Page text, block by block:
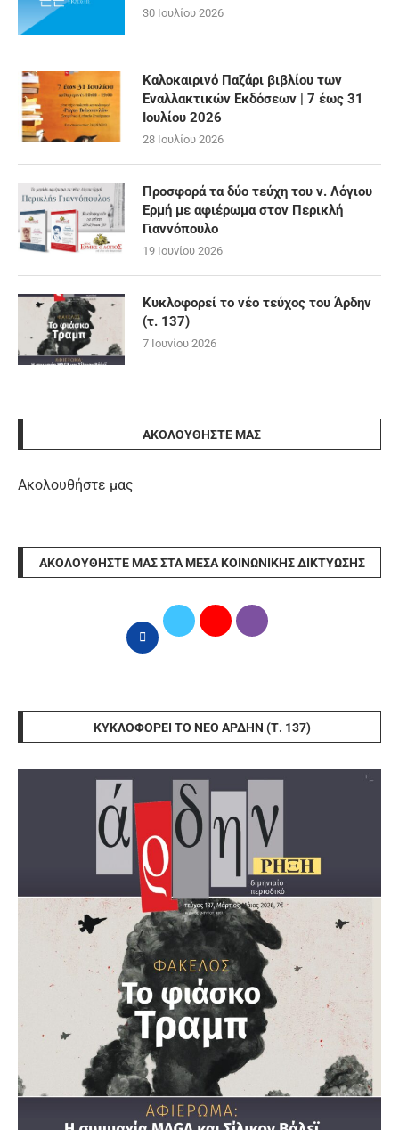
30 Ιουλίου 2026
Καλοκαιρινό Παζάρι βιβλίου των
Εναλλακτικών Εκδόσεων | 7 έως 31
Ιουλίου 2026
28 Ιουλίου 2026
Προσφορά τα δύο τεύχη του ν. Λόγιου
Ερμή με αφιέρωμα στον Περικλή
Γιαννόπουλο
19 Ιουνίου 2026
Κυκλοφορεί το νέο τεύχος του Άρδην
(τ. 137)
7 Ιουνίου 2026
ΑΚΟΛΟΥΘΉΣΤΕ ΜΑΣ
Ακολουθήστε μας
ΑΚΟΛΟΥΘΉΣΤΕ ΜΑΣ ΣΤΑ ΜΈΣΑ ΚΟΙΝΩΝΙΚΉΣ ΔΙΚΤΎΩΣΗΣ
ΚΥΚΛΟΦΟΡΕΊ ΤΟ ΝΈΟ ΆΡΔΗΝ (Τ. 137)